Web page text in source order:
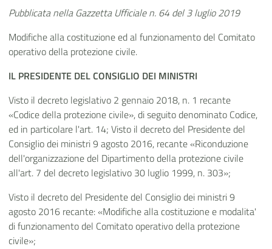
Pubblicata nella Gazzetta Ufficiale n. 64 del 3 luglio 2019
Modifiche alla costituzione ed al funzionamento del Comitato
operativo della protezione civile.
IL PRESIDENTE DEL CONSIGLIO DEI MINISTRI
Visto il decreto legislativo 2 gennaio 2018, n. 1 recante
«Codice della protezione civile», di seguito denominato Codice,
ed in particolare l'art. 14; Visto il decreto del Presidente del
Consiglio dei ministri 9 agosto 2016, recante «Riconduzione
dell'organizzazione del Dipartimento della protezione civile
all'art. 7 del decreto legislativo 30 luglio 1999, n. 303»;
Visto il decreto del Presidente del Consiglio dei ministri 9
agosto 2016 recante: «Modifiche alla costituzione e modalita'
di funzionamento del Comitato operativo della protezione
civile»;